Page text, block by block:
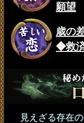
願望
歳の
◆救
見えざる存在